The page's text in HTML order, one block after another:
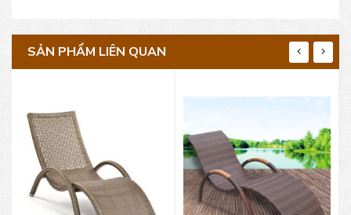
SẢN PHẨM LIÊN QUAN